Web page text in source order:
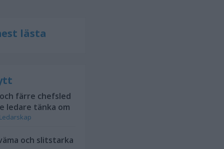
lästa
färre chefsled
ledare tänka om
Ledarskap
och slitstarka